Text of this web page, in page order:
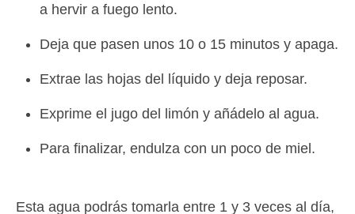
a hervir a fuego lento.
Deja que pasen unos 10 o 15 minutos y apaga.
Extrae las hojas del líquido y deja reposar.
Exprime el jugo del limón y añádelo al agua.
Para finalizar, endulza con un poco de miel.
Esta agua podrás tomarla entre 1 y 3 veces al día,